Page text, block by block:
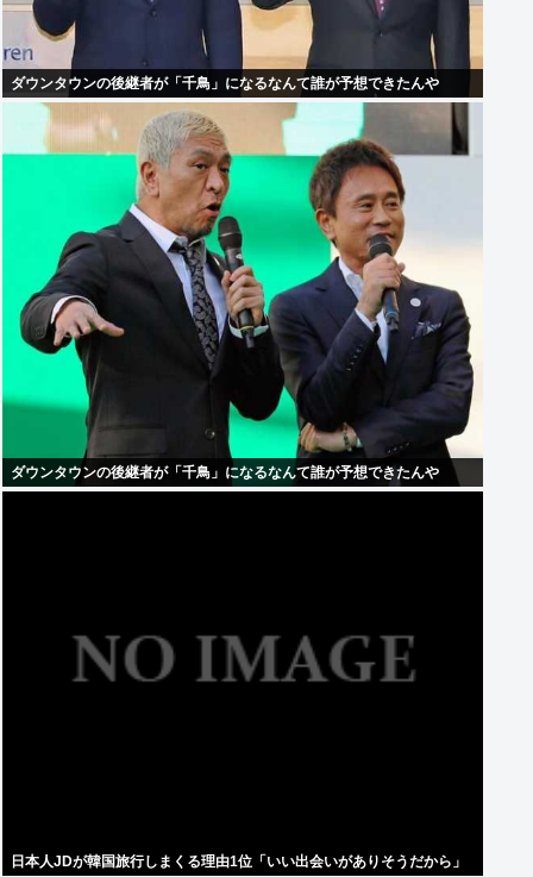
ダウンタウンの後継者が「千鳥」になるなんて誰が予想できたんや
ダウンタウンの後継者が「千鳥」になるなんて誰が予想できたんや
日本人JDが韓国旅行しまくる理由1位「いい出会いがありそうだから」